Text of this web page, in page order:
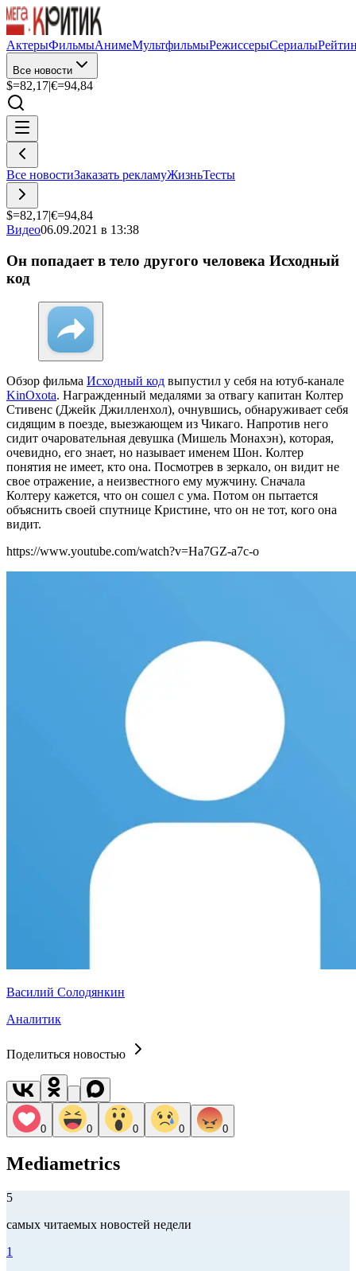
АктерыФильмыАнимеМультфильмыРежиссерыСериалы
Все новости
$=82,17|€=94,84
Все новостиЗаказать рекламуЖизньТесты
$=82,17|€=94,84
Видео06.09.2021 в 13:38
Он попадает в тело другого человека Исходный
код
Обзор фильма Исходный код выпустил у себя на ютуб-канале
KinOxota. Награжденный медалями за отвагу капитан Колтер
Стивенс (Джейк Джилленхол), очнувшись, обнаруживает себя
сидящим в поезде, выезжающем из Чикаго. Напротив него
сидит очаровательная девушка (Мишель Монахэн), которая,
очевидно, его знает, но называет именем Шон. Колтер
понятия не имеет, кто она. Посмотрев в зеркало, он видит не
свое отражение, а неизвестного ему мужчину. Сначала
Колтеру кажется, что он сошел с ума. Потом он пытается
объяснить своей спутнице Кристине, что он не тот, кого она
видит.
https://www.youtube.com/watch?v=Ha7GZ-a7c-o
Василий Солодянкин
Аналитик
Поделиться новостью
0 0 0 0 0
Mediametrics
5
самых читаемых новостей недели
1